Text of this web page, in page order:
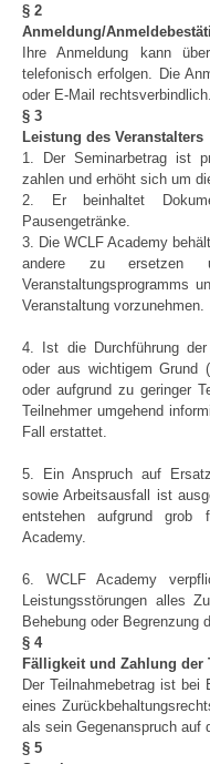
§ 2
Anmeldung/
Ihre Anmeldung kann
telefonisch erfolgen. Die
oder E-Mail rechtsverbindlich.
§ 3
Leistung des Veranstalters
1. Der Seminarbetrag ist
zahlen und erhöht sich um
2. Er beinhaltet
Pausengetränke.
3. Die WCLF Academy
andere zu ersetzen
Veranstaltungsprogramms
Veranstaltung vorzunehmen.
4. Ist die Durchführung der
oder aus wichtigem Grund
oder aufgrund zu geringer
Teilnehmer umgehend
Fall erstattet.
5. Ein Anspruch auf
sowie Arbeitsausfall ist
entstehen aufgrund grob
Academy.
6. WCLF Academy
Leistungsstörungen alles
Behebung oder Begrenzung
§ 4
Fälligkeit und Zahlung der
Der Teilnahmebetrag ist bei
eines
als sein Gegenanspruch auf
§ 5